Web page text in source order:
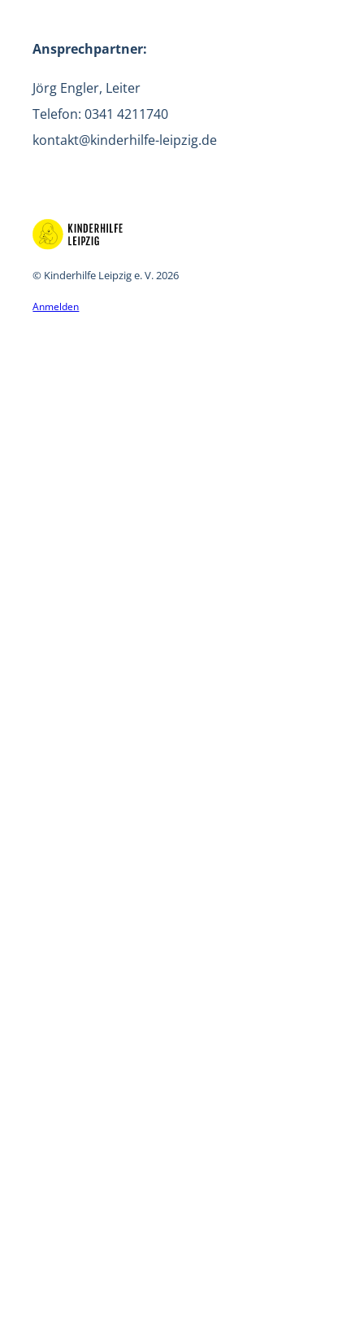
Ansprechpartner:
Jörg Engler, Leiter
Telefon: 0341 4211740
kontakt@kinderhilfe-leipzig.de
© Kinderhilfe Leipzig e. V. 2026
Anmelden